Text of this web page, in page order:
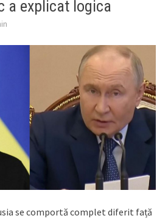
a explicat logica
se comportă complet diferit față